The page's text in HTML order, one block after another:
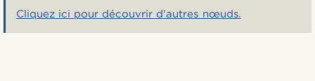
Cliquez ici pour découvrir d'autres nœuds.